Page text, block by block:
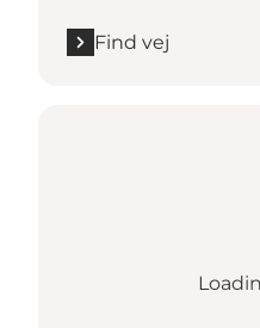
Find vej